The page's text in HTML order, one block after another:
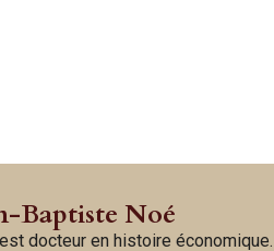
Baptiste Noé
docteur en histoire